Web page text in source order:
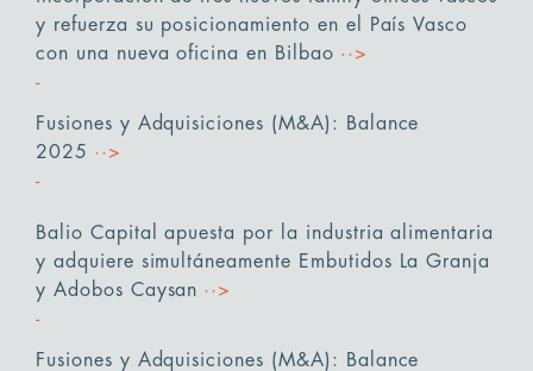
y refuerza su posicionamiento en el País Vasco
con una nueva oficina en Bilbao ··>
Fusiones y Adquisiciones (M&A): Balance
2025 ··>
Balio Capital apuesta por la industria alimentaria
y adquiere simultáneamente Embutidos La Granja
y Adobos Caysan ··>
Fusiones y Adquisiciones (M&A): Balance